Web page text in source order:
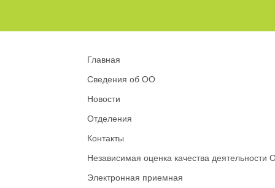
Главная
Сведения об ОО
Новости
Отделения
Контакты
Независимая оценка качества деятельности
Электронная приемная